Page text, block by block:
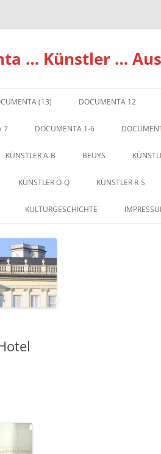
… Künstler …
(13) DOCUMENTA 12
7 DOCUMENTA 1-6
KÜNSTLER A-B BEUYS
KÜNSTLER O-Q KÜNSTLER R-S
KULTURGESCHICHTE